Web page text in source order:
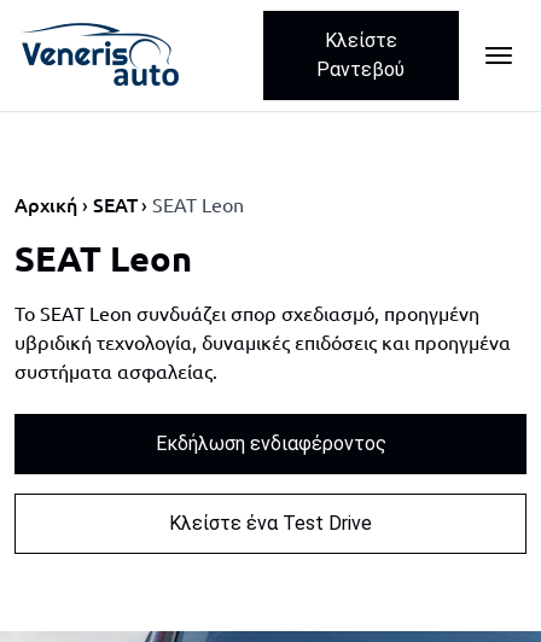
Skip navigation
Κλείστε
Ραντεβού
Αρχική SEAT SEAT Leon
SEAT Leon
Το SEAT Leon συνδυάζει σπορ σχεδιασμό, προηγμένη
υβριδική τεχνολογία, δυναμικές επιδόσεις και προηγμένα
συστήματα ασφαλείας.
Εκδήλωση ενδιαφέροντος
Κλείστε ένα Test Drive